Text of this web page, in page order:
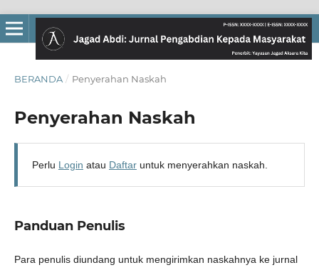
BERANDA / Penyerahan Naskah
Penyerahan Naskah
Perlu Login atau Daftaruntuk menyerahkan naskah.
Panduan Penulis
Para penulis diundang untuk mengirimkan naskahnya ke jurnal